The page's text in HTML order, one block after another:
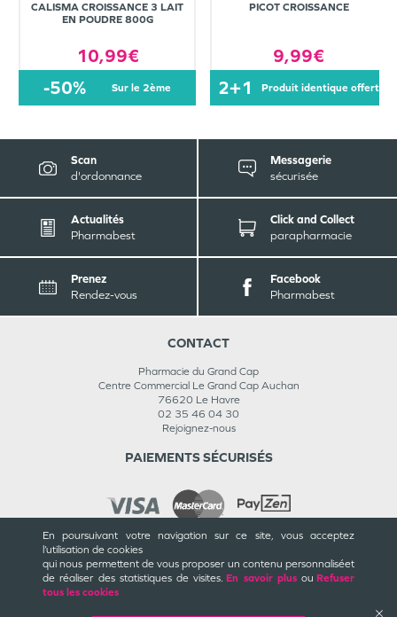
En poursuivant votre navigation sur ce site, vous acceptez
l’utilisation de cookies
qui nous permettent de vous proposer un contenu personnaliséet
de réaliser des statistiques de visites. En savoir plusou Refuser
tous les cookies
CALISMA CROISSANCE 3 LAIT
EN POUDRE 800G
10,99€
-50% sur le 2ème
PICOT CROISSANCE
9,99€
2+1 produit identique offert
Scan
d'ordonnance
Messagerie
sécurisée
Actualités
Pharmabest
Click and Collect
parapharmacie
Prenez
Rendez-vous
Facebook
Pharmabest
CONTACT
Pharmacie du Grand Cap
Centre Commercial Le Grand Cap Auchan
76620 Le Havre
02 35 46 04 30
Rejoignez-nous
CGU / CGV
PAIEMENTS SÉCURISÉS